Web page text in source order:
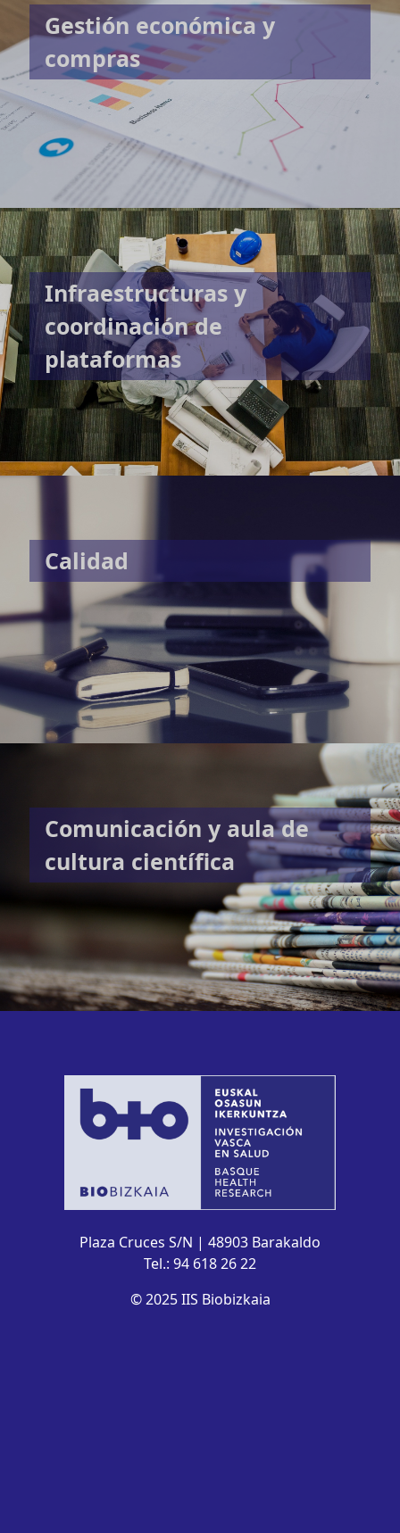
Gestión económica y
compras
Infraestructuras y
coordinación de
plataformas
Calidad
Comunicación y aula de
cultura científica
Plaza Cruces S/N | 48903 Barakaldo
Tel.: 94 618 26 22
© 2025 IIS Biobizkaia